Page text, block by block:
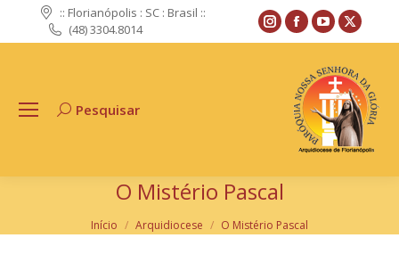
:: Florianópolis : SC : Brasil ::
(48) 3304.8014
Instagram
page
new
window
Facebook
page
opens
in
new
window
YouTube
page
opens
in
new
window
X
page
in
new
Search:Pesquisar
O Mistério Pascal
Você está aqui:
Início Arquidiocese O Mistério Pascal